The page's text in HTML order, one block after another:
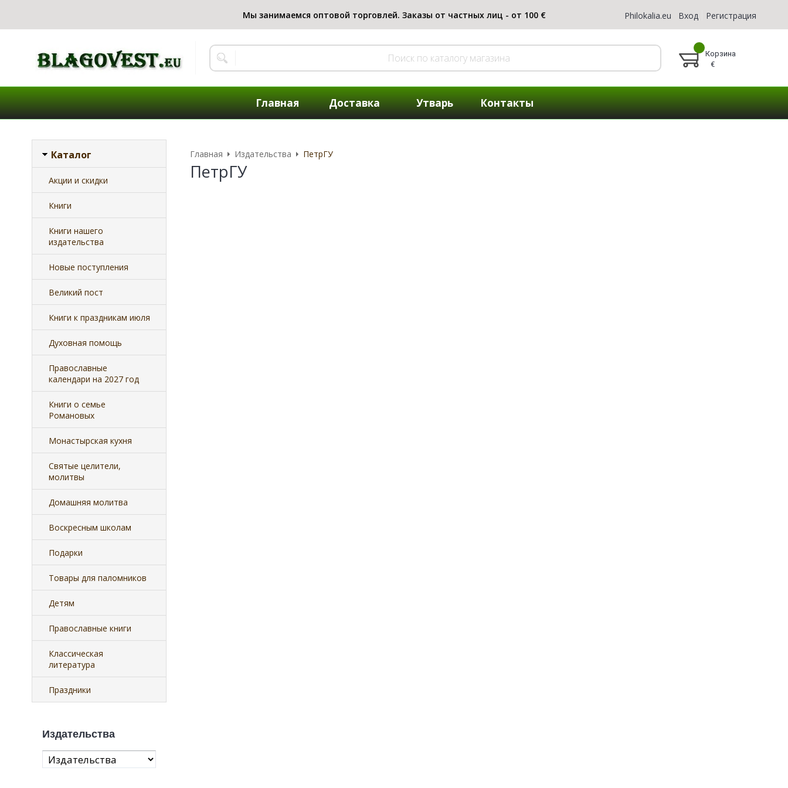
Philokalia.eu Вход Регистрация
Корзина
€
Главная Доставка Утварь Контакты
Каталог
Акции и скидки
Книги
Книги нашего
издательства
Новые поступления
Великий пост
Книги к праздникам июля
Духовная помощь
Православные
календари на 2027 год
Книги о семье
Романовых
Монастырская кухня
Святые целители,
молитвы
Домашняя молитва
Воскресным школам
Подарки
Товары для паломников
Детям
Православные книги
Классическая
литература
Праздники
Издательства
Главная Издательства ПетрГУ
ПетрГУ